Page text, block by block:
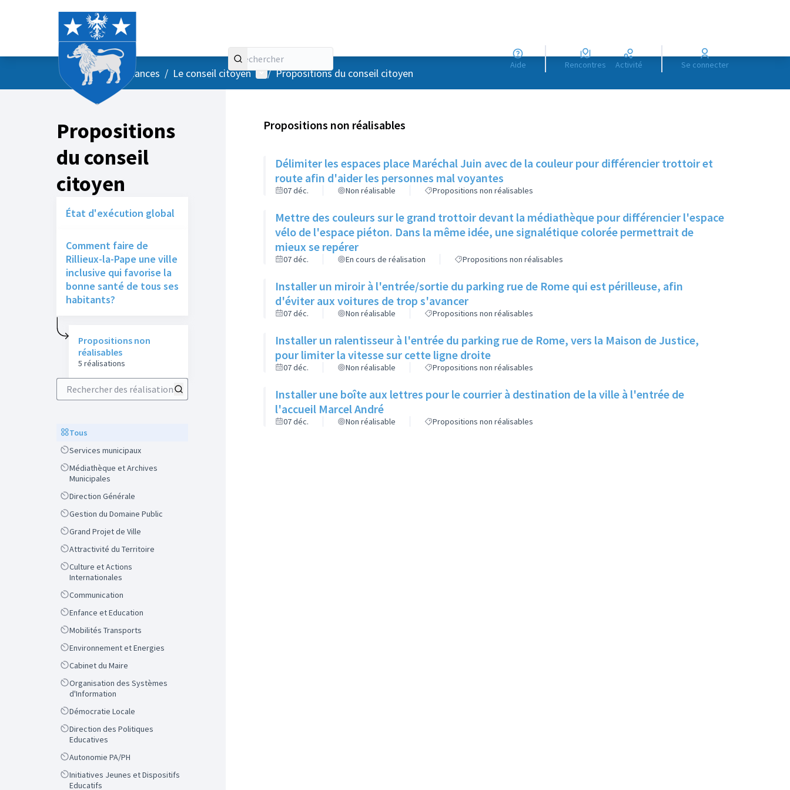
Aide Rencontres Activité Se connecter
AccueilMenu principal
/ Vos instances / Le conseil citoyen Menu utilisateur
/ Propositions du conseil citoyen
Propositions
du conseil
citoyen
État d'exécution global
Comment faire de
Rillieux-la-Pape une ville
inclusive qui favorise la
bonne santé de tous ses
habitants?
Propositions non
réalisables
5 réalisations
Rechercher des réalisations
ScopeTous
ScopeServices municipaux
Scope
Médiathèque et Archives
Municipales
ScopeDirection Générale
ScopeGestion du Domaine Public
ScopeGrand Projet de Ville
ScopeAttractivité du Territoire
Scope
Culture et Actions
Internationales
ScopeCommunication
ScopeEnfance et Education
ScopeMobilités Transports
ScopeEnvironnement et Energies
ScopeCabinet du Maire
Scope
Organisation des Systèmes
d'Information
ScopeDémocratie Locale
Scope
Direction des Politiques
Educatives
ScopeAutonomie PA/PH
Scope
Initiatives Jeunes et Dispositifs
Educatifs
Propositions non réalisables
Délimiter les espaces place Maréchal Juin avec de la couleur pour différencier trottoir et
route afin d'aider les personnes mal voyantes
07 déc. Non réalisable Propositions non réalisables
Mettre des couleurs sur le grand trottoir devant la médiathèque pour différencier l'espace
vélo de l'espace piéton. Dans la même idée, une signalétique colorée permettrait de
mieux se repérer
07 déc. En cours de réalisation Propositions non réalisables
Installer un miroir à l'entrée/sortie du parking rue de Rome qui est périlleuse, afin
d'éviter aux voitures de trop s'avancer
07 déc. Non réalisable Propositions non réalisables
Installer un ralentisseur à l'entrée du parking rue de Rome, vers la Maison de Justice,
pour limiter la vitesse sur cette ligne droite
07 déc. Non réalisable Propositions non réalisables
Installer une boîte aux lettres pour le courrier à destination de la ville à l'entrée de
l'accueil Marcel André
07 déc. Non réalisable Propositions non réalisables